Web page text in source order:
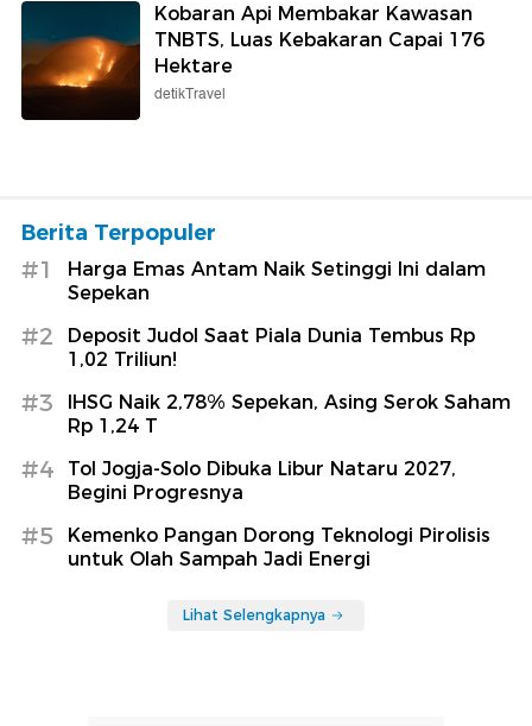
Kobaran Api Membakar Kawasan
TNBTS, Luas Kebakaran Capai 176
Hektare
detikTravel
Berita Terpopuler
#1
Harga Emas Antam Naik Setinggi Ini dalam
Sepekan
#2
Deposit Judol Saat Piala Dunia Tembus Rp
1,02 Triliun!
#3
IHSG Naik 2,78% Sepekan, Asing Serok Saham
Rp 1,24 T
#4
Tol Jogja-Solo Dibuka Libur Nataru 2027,
Begini Progresnya
#5
Kemenko Pangan Dorong Teknologi Pirolisis
untuk Olah Sampah Jadi Energi
Lihat Selengkapnya